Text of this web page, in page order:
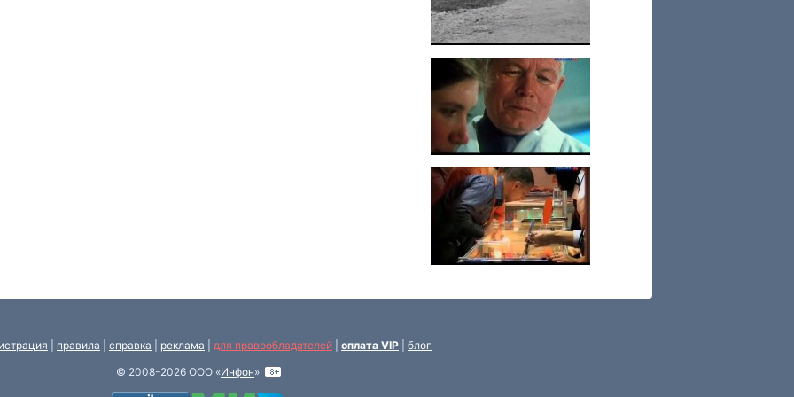
правила справка реклама для правообладателей оплата VIP
блог
© 2008-2026 ООО «Инфон»